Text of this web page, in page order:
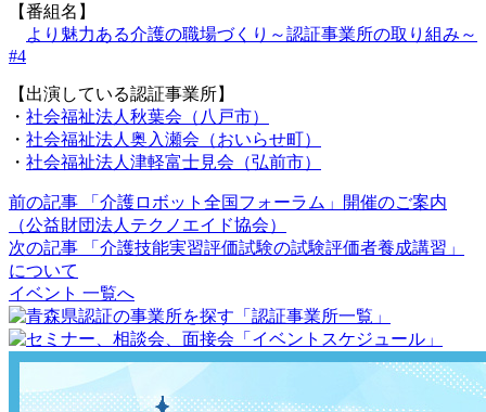
【番組名】
より魅力ある介護の職場づくり～認証事業所の取り組み～
#4
【出演している認証事業所】
・ 社会福祉法人秋葉会（八戸市）
・ 社会福祉法人奥入瀬会（おいらせ町）
・ 社会福祉法人津軽富士見会（弘前市）
前の記事 「介護ロボット全国フォーラム」開催のご案内
（公益財団法人テクノエイド協会）
次の記事 「介護技能実習評価試験の試験評価者養成講習」
について
イベント 一覧へ